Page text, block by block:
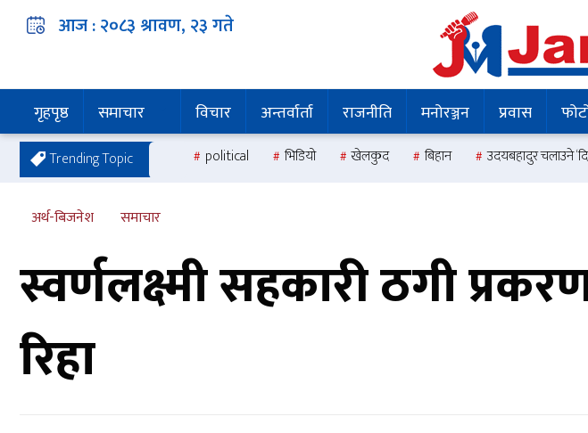
आज :२०८३ श्रावण, २३गते
गृहपृष्ठ समाचार विचार अन्तर्वार्ता राजनीति मनोरञ्जन प्रवास
Trending Topic political भिडियो खेलकुद बिहान उदयबहादुर चलाउने
अर्थ-बिजनेश समाचार
स्वर्णलक्ष्मी सहकारी ठगी
रिहा